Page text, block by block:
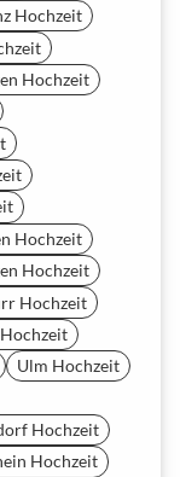
Hochzeit
Hochzeit
Hochzeit
Hochzeit
Hochzeit
Ulm Hochzeit
Hochzeit
Hochzeit